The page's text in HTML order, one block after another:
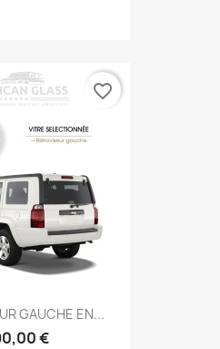
GAUCHE EN...
€
favorite_border